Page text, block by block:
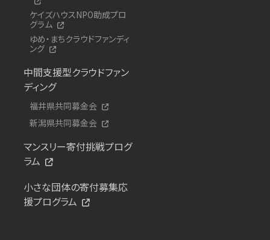
ケイズハウスNPO助成プロ
グラム
ゆめ・まちクラウドファンディ
ング
中間支援型クラウドファン
ディング
福井県共同募金会
新潟県共同募金会
マンスリー寄付挑戦プログ
ラム
小さな団体の寄付募集応
援プログラム